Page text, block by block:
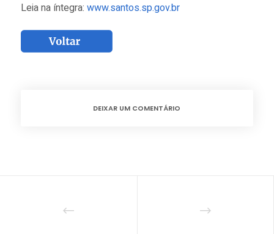
Leia na íntegra: www.santos.sp.gov.br
DEIXAR UM COMENTÁRIO